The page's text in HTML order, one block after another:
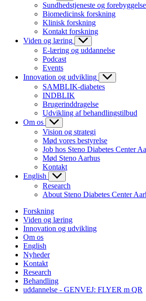
Sundhedstjeneste og
Biomedicinsk forskning
Klinisk forskning
Kontakt forskning
Viden og læring
E-læring og uddannelse
Podcast
Events
Innovation og udvikling
SAMBLIK-diabetes
INDBLIK
Brugerinddragelse
Udvikling af behandlingstilbud
Om os
Vision og strategi
Mød vores bestyrelse
Job hos Steno Diabetes Center
Mød Steno Aarhus
Kontakt
English
Research
About Steno Diabetes Center
Forskning
Viden og læring
Innovation og udvikling
Om os
English
Nyheder
Kontakt
Research
Behandling
uddannelse - GENVEJ: FLYER m QR